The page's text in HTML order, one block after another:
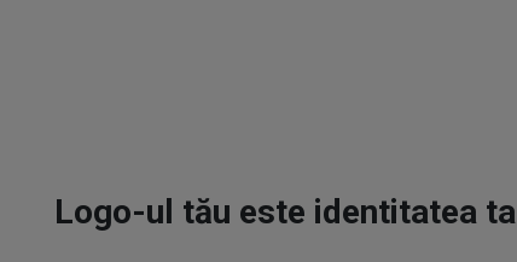
Logo-ul tău este identitatea ta